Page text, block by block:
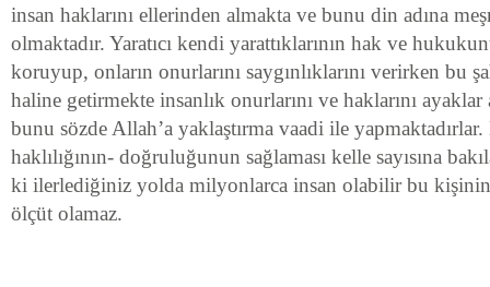
insan haklarını ellerinden almakta ve bunu din adına
olmaktadır. Yaratıcı kendi yarattıklarının hak ve
koruyup, onların onurlarını saygınlıklarını verirken bu
haline getirmekte insanlık onurlarını ve haklarını ayaklar
bunu sözde Allah’a yaklaştırma vaadi ile
haklılığının- doğruluğunun sağlaması kelle sayısına
ki ilerlediğiniz yolda milyonlarca insan olabilir bu
ölçüt olamaz.